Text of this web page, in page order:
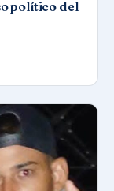
político del